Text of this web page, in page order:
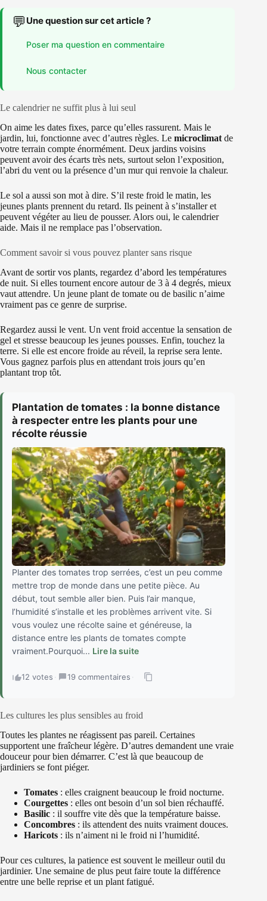
💬 Une question sur cet article ?
Poser ma question en commentaire
Nous contacter
Le calendrier ne suffit plus à lui seul
On aime les dates fixes, parce qu’elles rassurent. Mais le
jardin, lui, fonctionne avec d’autres règles. Le microclimat de
votre terrain compte énormément. Deux jardins voisins
peuvent avoir des écarts très nets, surtout selon l’exposition,
l’abri du vent ou la présence d’un mur qui renvoie la chaleur.
Le sol a aussi son mot à dire. S’il reste froid le matin, les
jeunes plants prennent du retard. Ils peinent à s’installer et
peuvent végéter au lieu de pousser. Alors oui, le calendrier
aide. Mais il ne remplace pas l’observation.
Comment savoir si vous pouvez planter sans risque
Avant de sortir vos plants, regardez d’abord les températures
de nuit. Si elles tournent encore autour de 3 à 4 degrés, mieux
vaut attendre. Un jeune plant de tomate ou de basilic n’aime
vraiment pas ce genre de surprise.
Regardez aussi le vent. Un vent froid accentue la sensation de
gel et stresse beaucoup les jeunes pousses. Enfin, touchez la
terre. Si elle est encore froide au réveil, la reprise sera lente.
Vous gagnez parfois plus en attendant trois jours qu’en
plantant trop tôt.
Plantation de tomates : la bonne distance
à respecter entre les plants pour une
récolte réussie
Planter des tomates trop serrées, c’est un peu comme
mettre trop de monde dans une petite pièce. Au
début, tout semble aller bien. Puis l’air manque,
l’humidité s’installe et les problèmes arrivent vite. Si
vous voulez une récolte saine et généreuse, la
distance entre les plants de tomates compte
vraiment.Pourquoi... Lire la suite
12 votes · 19 commentaires ·
Les cultures les plus sensibles au froid
Toutes les plantes ne réagissent pas pareil. Certaines
supportent une fraîcheur légère. D’autres demandent une vraie
douceur pour bien démarrer. C’est là que beaucoup de
jardiniers se font piéger.
Tomates : elles craignent beaucoup le froid nocturne.
Courgettes : elles ont besoin d’un sol bien réchauffé.
Basilic : il souffre vite dès que la température baisse.
Concombres : ils attendent des nuits vraiment douces.
Haricots : ils n’aiment ni le froid ni l’humidité.
Pour ces cultures, la patience est souvent le meilleur outil du
jardinier. Une semaine de plus peut faire toute la différence
entre une belle reprise et un plant fatigué.